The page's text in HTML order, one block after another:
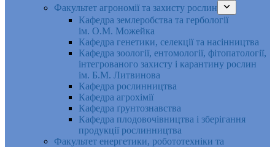
Факультет агрономії та захисту рослин
Кафедра землеробства та гербології
ім. О.М. Можейка
Кафедра генетики, селекції та насінництва
Кафедра зоології, ентомології, фітопатології,
інтегрованого захисту і карантину рослин
ім. Б.М. Литвинова
Кафедра рослинництва
Кафедра агрохімії
Кафедра ґрунтознавства
Кафедра плодовочівництва і зберігання
продукції рослинництва
Факультет енергетики, робототехніки та